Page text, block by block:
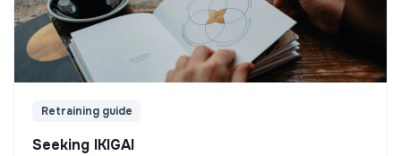
Retraining guide
Seeking IKIGAI